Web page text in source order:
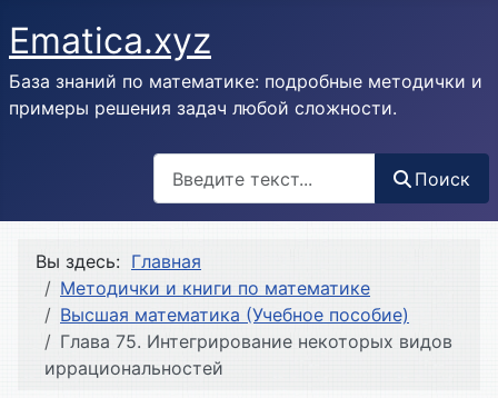
Ematica.xyz
База знаний по математике: подробные методички и
примеры решения задач любой сложности.
Поиск
Вы здесь: Главная
Методички и книги по математике
Высшая математика (Учебное пособие)
Глава 75. Интегрирование некоторых видов
иррациональностей